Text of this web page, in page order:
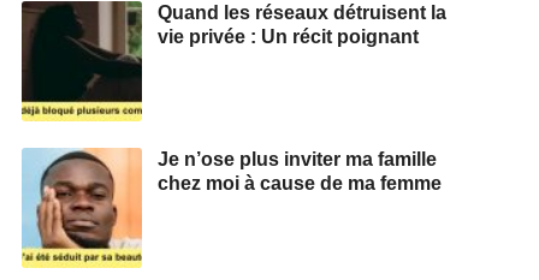
Quand les réseaux détruisent la
vie privée : Un récit poignant
Je n’ose plus inviter ma famille
chez moi à cause de ma femme